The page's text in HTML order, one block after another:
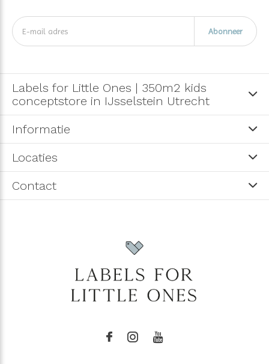
Abonneer
Labels for Little Ones | 350m2 kids
conceptstore in IJsselstein Utrecht
Informatie
Locaties
Contact